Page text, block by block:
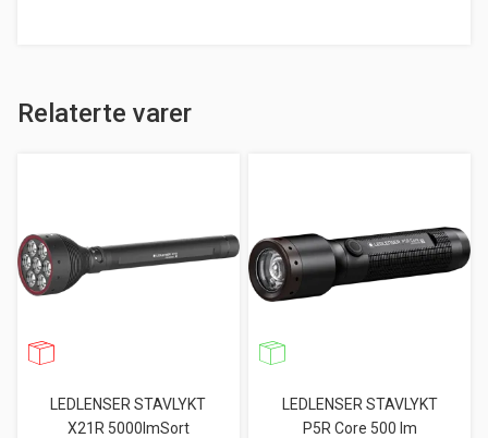
Relaterte varer
LEDLENSER STAVLYKT
X21R 5000lmSort
LEDLENSER STAVLYKT
P5R Core 500 lm